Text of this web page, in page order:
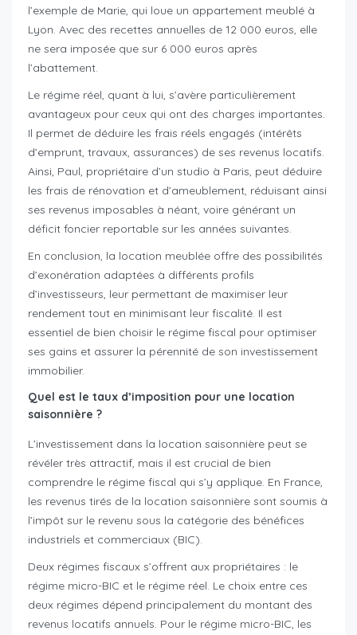
l’exemple de Marie, qui loue un appartement meublé à
Lyon. Avec des recettes annuelles de 12 000 euros, elle
ne sera imposée que sur 6 000 euros après
l’abattement.
Le régime réel, quant à lui, s’avère particulièrement
avantageux pour ceux qui ont des charges importantes.
Il permet de déduire les frais réels engagés (intérêts
d’emprunt, travaux, assurances) de ses revenus locatifs.
Ainsi, Paul, propriétaire d’un studio à Paris, peut déduire
les frais de rénovation et d’ameublement, réduisant ainsi
ses revenus imposables à néant, voire générant un
déficit foncier reportable sur les années suivantes.
En conclusion, la location meublée offre des possibilités
d’exonération adaptées à différents profils
d’investisseurs, leur permettant de maximiser leur
rendement tout en minimisant leur fiscalité. Il est
essentiel de bien choisir le régime fiscal pour optimiser
ses gains et assurer la pérennité de son investissement
immobilier.
Quel est le taux d’imposition pour une location
saisonnière ?
L’investissement dans la location saisonnière peut se
révéler très attractif, mais il est crucial de bien
comprendre le régime fiscal qui s’y applique. En France,
les revenus tirés de la location saisonnière sont soumis à
l’impôt sur le revenu sous la catégorie des bénéfices
industriels et commerciaux (BIC).
Deux régimes fiscaux s’offrent aux propriétaires : le
régime micro-BIC et le régime réel. Le choix entre ces
deux régimes dépend principalement du montant des
revenus locatifs annuels. Pour le régime micro-BIC, les